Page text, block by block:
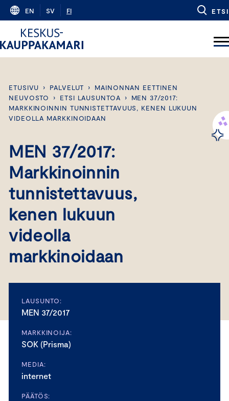
Skip
content
EN SV FI ETSI
ETUSIVU › PALVELUT ›
MAINONNAN EETTINEN
NEUVOSTO
› ETSI LAUSUNTOA ›
MEN 37/2017:
MARKKINOINNIN TUNNISTETTAVUUS, KENEN LUKUUN
VIDEOLLA MARKKINOIDAAN
MEN 37/2017:
Markkinoinnin
tunnistettavuus,
kenen lukuun
videolla
markkinoidaan
LAUSUNTO:
MEN 37/2017
MARKKINOIJA:
SOK (Prisma)
MEDIA:
internet
PÄÄTÖS: